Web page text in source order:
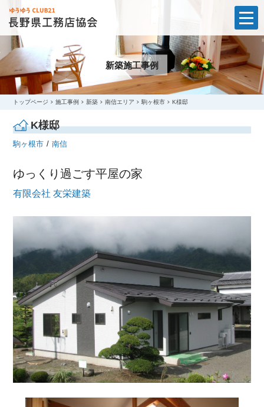
t
o
g
g
l
e
n
a
v
t
i
新築施工事例
トップページ 施工事例 新築 南信エリア 駒ヶ根市 K様邸
K様邸
駒ヶ根市 南信
ゆっくり過ごす平屋の家
有限会社 友栄建築